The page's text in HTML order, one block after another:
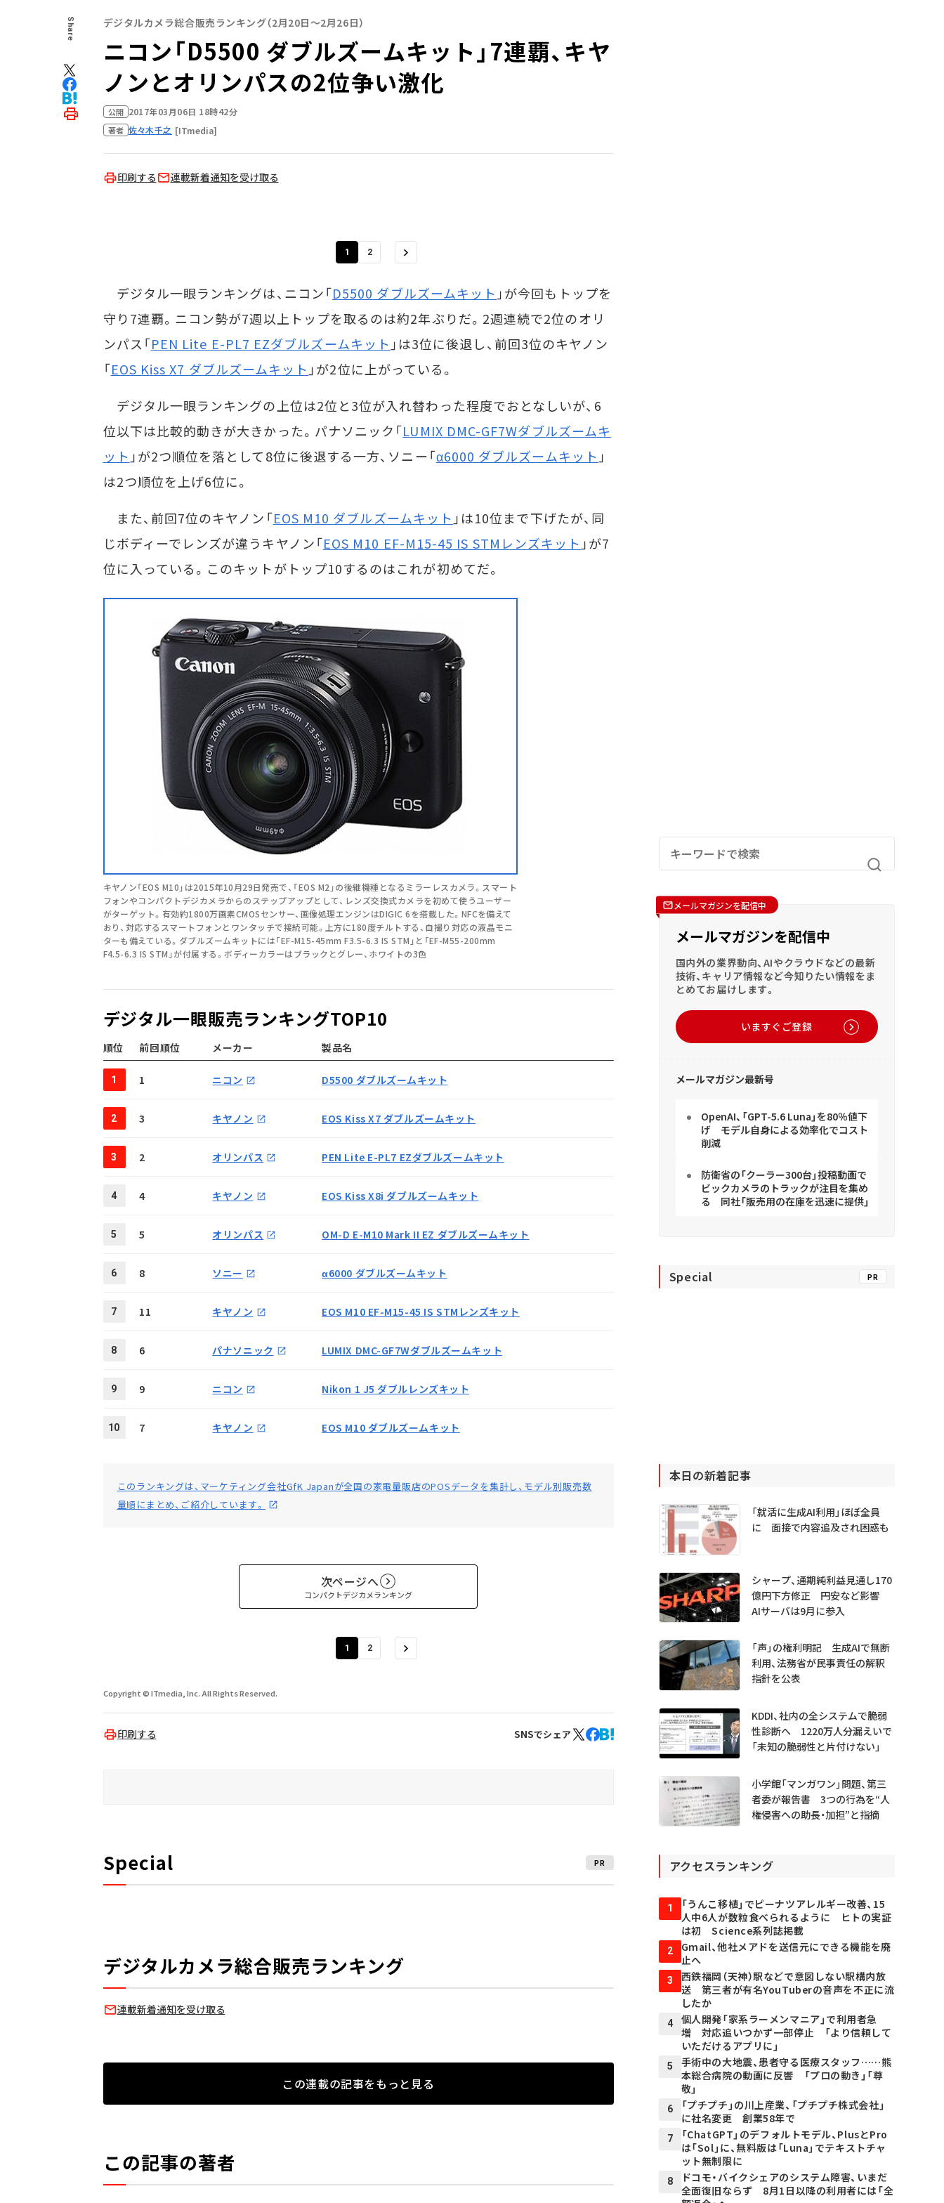
Share デジタルカメラ総合販売ランキング（2月20日～2月26日）
ニコン「D5500 ダブルズームキット」7連覇、キヤ
ノンとオリンパスの2位争い激化
公開 2017年03月06日 18時42分
著者 佐々木千之 [ITmedia]
印刷する 連載新着通知を受け取る
1 2
デジタル一眼ランキングは、ニコン「D5500 ダブルズームキット 」が今回もトップを
守り7連覇。ニコン勢が7週以上トップを取るのは約2年ぶりだ。2週連続で2位のオリ
ンパス「PEN Lite E-PL7 EZダブルズームキット 」は3位に後退し、前回3位のキヤノン
「EOS Kiss X7 ダブルズームキット 」が2位に上がっている。
デジタル一眼ランキングの上位は2位と3位が入れ替わった程度でおとなしいが、6
位以下は比較的動きが大きかった。パナソニック「LUMIX DMC-GF7Wダブルズームキ
ット 」が2つ順位を落として8位に後退する一方、ソニー「α6000 ダブルズームキット 」
は2つ順位を上げ6位に。
また、前回7位のキヤノン「EOS M10 ダブルズームキット 」は10位まで下げたが、同
じボディーでレンズが違うキヤノン「EOS M10 EF-M15-45 IS STMレンズキット 」が7
位に入っている。このキットがトップ10するのはこれが初めてだ。
キヤノン「EOS M10」は2015年10月29日発売で、「EOS M2」の後継機種となるミラーレスカメラ。スマート
フォンやコンパクトデジカメラからのステップアップとして、レンズ交換式カメラを初めて使うユーザー
がターゲット。有効約1800万画素CMOSセンサー、画像処理エンジンはDIGIC 6を搭載した。NFCを備えて
おり、対応するスマートフォンとワンタッチで接続可能。上方に180度チルトする、自撮り対応の液晶モニ
ターも備えている。ダブルズームキットには「EF-M15-45mm F3.5-6.3 IS STM」と「EF-M55-200mm
F4.5-6.3 IS STM」が付属する。ボディーカラーはブラックとグレー、ホワイトの3色
デジタル一眼販売ランキングTOP10
順位 前回順位 メーカー 製品名
1 1 ニコン D5500 ダブルズームキット
2 3 キヤノン EOS Kiss X7 ダブルズームキット
3 2 オリンパス PEN Lite E-PL7 EZダブルズームキット
4 4 キヤノン EOS Kiss X8i ダブルズームキット
5 5 オリンパス OM-D E-M10 Mark II EZ ダブルズームキット
6 8 ソニー α6000 ダブルズームキット
7 11 キヤノン EOS M10 EF-M15-45 IS STMレンズキット
8 6 パナソニック LUMIX DMC-GF7Wダブルズームキット
9 9 ニコン Nikon 1 J5 ダブルレンズキット
10 7 キヤノン EOS M10 ダブルズームキット
このランキングは、マーケティング会社GfK Japanが全国の家電量販店のPOSデータを集計し、モデル別販売数
量順にまとめ、ご紹介しています。
次ページへ
コンパクトデジカメランキング
1 2
Copyright © ITmedia, Inc. All Rights Reserved.
印刷する SNSでシェア
Special PR
デジタルカメラ総合販売ランキング
連載新着通知を受け取る
この連載の記事をもっと見る
この記事の著者
メールマガジンを配信中
メールマガジンを配信中
国内外の業界動向、AIやクラウドなどの最新
技術、キャリア情報など今知りたい情報をま
とめてお届けします。
いますぐご登録
メールマガジン最新号
OpenAI、「GPT-5.6 Luna」を80％値下
げ モデル自身による効率化でコスト
削減
防衛省の「クーラー300台」投稿動画で
ビックカメラのトラックが注目を集め
る 同社「販売用の在庫を迅速に提供」
Special PR
本日の新着記事
「就活に生成AI利用」ほぼ全員
に 面接で内容追及され困惑も
シャープ、通期純利益見通し170
億円下方修正 円安など影響
AIサーバは9月に参入
「声」の権利明記 生成AIで無断
利用、法務省が民事責任の解釈
指針を公表
KDDI、社内の全システムで脆弱
性診断へ 1220万人分漏えいで
「未知の脆弱性と片付けない」
小学館「マンガワン」問題、第三
者委が報告書 3つの行為を“人
権侵害への助長・加担”と指摘
アクセスランキング
1
「うんこ移植」でピーナツアレルギー改善、15
人中6人が数粒食べられるように ヒトの実証
は初 Science系列誌掲載
2
Gmail、他社メアドを送信元にできる機能を廃
止へ
3
西鉄福岡（天神）駅などで意図しない駅構内放
送 第三者が有名YouTuberの音声を不正に流
したか
4
個人開発「家系ラーメンマニア」で利用者急
増 対応追いつかず一部停止 「より信頼して
いただけるアプリに」
5
手術中の大地震、患者守る医療スタッフ……熊
本総合病院の動画に反響 「プロの動き」「尊
敬」
6
「プチプチ」の川上産業、「プチプチ株式会社」
に社名変更 創業58年で
7
「ChatGPT」のデフォルトモデル、PlusとPro
は「Sol」に、無料版は「Luna」でテキストチャ
ット無制限に
8
ドコモ・バイクシェアのシステム障害、いまだ
全面復旧ならず 8月1日以降の利用者には「全